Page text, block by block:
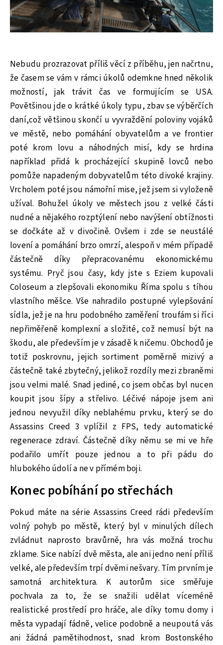
Nebudu prozrazovat příliš věcí z příběhu, jen načrtnu,
že časem se vám v rámci úkolů odemkne hned několik
možností, jak trávit čas ve formujícím se USA.
Povětšinou jde o krátké úkoly typu, zbav se výběrčích
daní,což většinou skončí u vyvraždění poloviny vojáků
ve městě, nebo pomáhání obyvatelům a ve frontier
poté krom lovu a náhodných misí, kdy se hrdina
například přidá k procházející skupině lovců nebo
pomůže napadeným dobyvatelům této divoké krajiny.
Vrcholem poté jsou námořní mise, jež jsem si vyloženě
užíval. Bohužel úkoly ve městech jsou z velké části
nudné a nějakého rozptýlení nebo navýšení obtížnosti
se dočkáte až v divočině. Ovšem i zde se neustálé
lovení a pomáhání brzo omrzí, alespoň v mém případě
částečně díky přepracovanému ekonomickému
systému. Pryč jsou časy, kdy jste s Eziem kupovali
Coloseum a zlepšovali ekonomiku Říma spolu s tíhou
vlastního měšce. Vše nahradilo postupné vylepšování
sídla, jež je na hru podobného zaměření troufám si říci
nepřiměřeně komplexní a složité, což nemusí být na
škodu, ale především je v zásadě k ničemu. Obchodů je
totiž poskrovnu, jejich sortiment poměrně mizivý a
částečně také zbytečný, jelikož rozdíly mezi zbraněmi
jsou velmi malé. Snad jediné, co jsem občas byl nucen
koupit jsou šípy a střelivo. Léčivé nápoje jsem ani
jednou nevyužil díky neblahému prvku, který se do
Assassins Creed 3 vplížil z FPS, tedy automatické
regenerace zdraví. Částečně díky němu se mi ve hře
podařilo umřít pouze jednou a to při pádu do
hlubokého údolí a ne v přímém boji.
Konec pobíhání po střechách
Pokud máte na série Assassins Creed rádi především
volný pohyb po městě, který byl v minulých dílech
zvládnut naprosto bravůrně, hra vás možná trochu
zklame. Sice nabízí dvě města, ale ani jedno není příliš
velké, ale především trpí dvěmi nešvary. Tím prvním je
samotná architektura. K autorům sice směřuje
pochvala za to, že se snažili udělat víceméně
realistické prostředí pro hráče, ale díky tomu domy i
města vypadají fádně, velice podobně a neupoutá vás
ani žádná pamětihodnost, snad krom Bostonského